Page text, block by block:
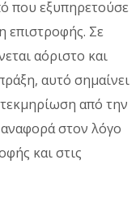
που εξυπηρετούσε
επιστροφής. Σε
αόριστο και
αυτό σημαίνει
από την
στον λόγο
και στις